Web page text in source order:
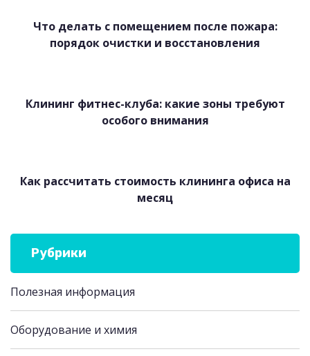
Что делать с помещением после пожара:
порядок очистки и восстановления
Клининг фитнес-клуба: какие зоны требуют
особого внимания
Как рассчитать стоимость клининга офиса на
месяц
Рубрики
Полезная информация
Оборудование и химия